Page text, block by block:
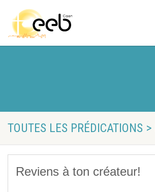
TOUTES LES PRÉDICATIONS >
Reviens à ton créateur!